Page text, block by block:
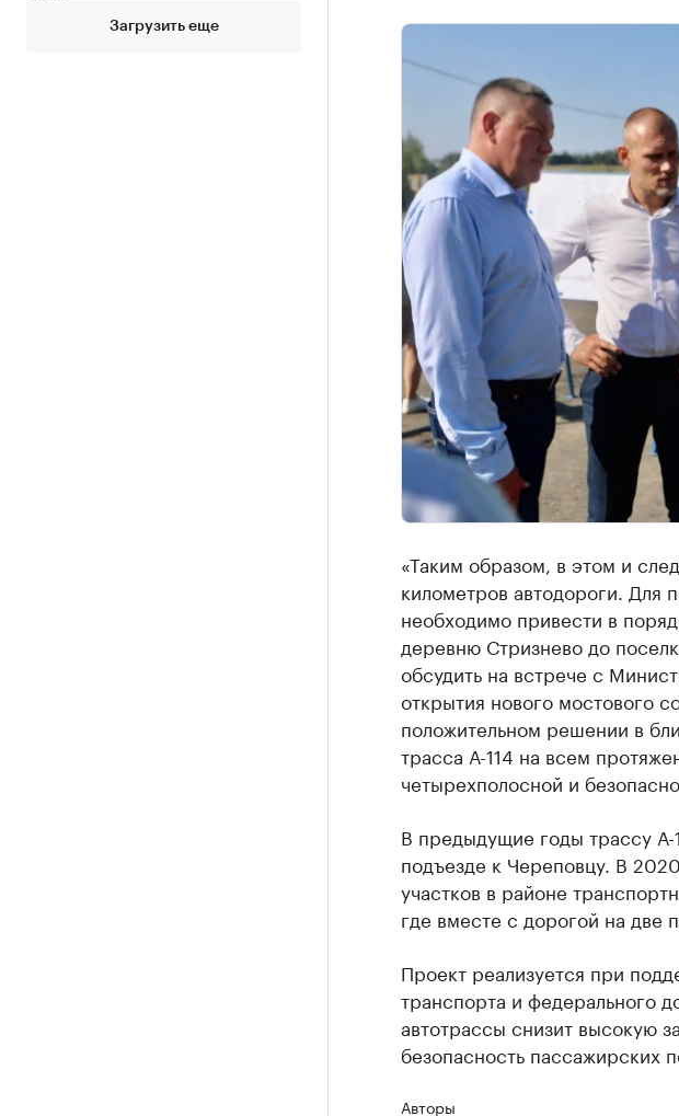
Загрузить еще
«Таким образом, в этом и
километров автодороги. Для
необходимо привести в
деревню Стризнево до
обсудить на встрече с
открытия нового мостового
положительном решении в
трасса А-114 на всем
четырехполосной и
В предыдущие годы трассу
подъезде к Череповцу. В
участков в районе
где вместе с дорогой на две
Проект реализуется при
транспорта и федерального
автотрассы снизит высокую
безопасность пассажирских
Авторы